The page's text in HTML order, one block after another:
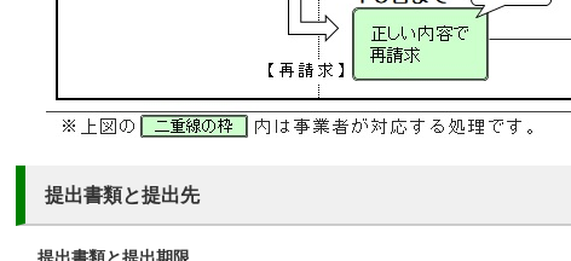
提出書類と提出先